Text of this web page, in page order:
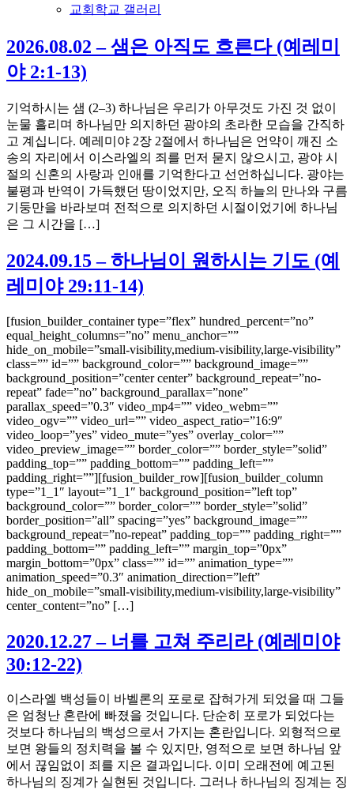
교회학교 갤러리
2026.08.02 – 샘은 아직도 흐른다 (예레미
야 2:1-13)
기억하시는 샘 (2–3) 하나님은 우리가 아무것도 가진 것 없이
눈물 흘리며 하나님만 의지하던 광야의 초라한 모습을 간직하
고 계십니다. 예레미야 2장 2절에서 하나님은 언약이 깨진 소
송의 자리에서 이스라엘의 죄를 먼저 묻지 않으시고, 광야 시
절의 신혼의 사랑과 인애를 기억한다고 선언하십니다. 광야는
불평과 반역이 가득했던 땅이었지만, 오직 하늘의 만나와 구름
기둥만을 바라보며 전적으로 의지하던 시절이었기에 하나님
은 그 시간을 […]
2024.09.15 – 하나님이 원하시는 기도 (예
레미야 29:11-14)
[fusion_builder_container type=”flex” hundred_percent=”no”
equal_height_columns=”no” menu_anchor=””
hide_on_mobile=”small-visibility,medium-visibility,large-visibility”
class=”” id=”” background_color=”” background_image=””
background_position=”center center” background_repeat=”no-
repeat” fade=”no” background_parallax=”none”
parallax_speed=”0.3″ video_mp4=”” video_webm=””
video_ogv=”” video_url=”” video_aspect_ratio=”16:9″
video_loop=”yes” video_mute=”yes” overlay_color=””
video_preview_image=”” border_color=”” border_style=”solid”
padding_top=”” padding_bottom=”” padding_left=””
padding_right=””][fusion_builder_row][fusion_builder_column
type=”1_1″ layout=”1_1″ background_position=”left top”
background_color=”” border_color=”” border_style=”solid”
border_position=”all” spacing=”yes” background_image=””
background_repeat=”no-repeat” padding_top=”” padding_right=””
padding_bottom=”” padding_left=”” margin_top=”0px”
margin_bottom=”0px” class=”” id=”” animation_type=””
animation_speed=”0.3″ animation_direction=”left”
hide_on_mobile=”small-visibility,medium-visibility,large-visibility”
center_content=”no” […]
2020.12.27 – 너를 고쳐 주리라 (예레미야
30:12-22)
이스라엘 백성들이 바벨론의 포로로 잡혀가게 되었을 때 그들
은 엄청난 혼란에 빠졌을 것입니다. 단순히 포로가 되었다는
것보다 하나님의 백성으로서 가지는 혼란입니다. 외형적으로
보면 왕들의 정치력을 볼 수 있지만, 영적으로 보면 하나님 앞
에서 끊임없이 죄를 지은 결과입니다. 이미 오래전에 예고된
하나님의 징계가 실현된 것입니다. 그러나 하나님의 징계는 징